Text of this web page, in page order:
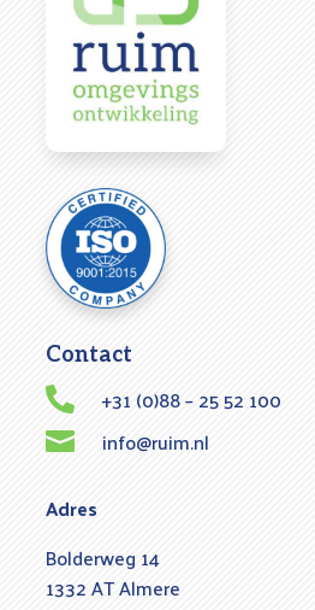
Contact
 +31 (0)88 – 25 52 100

info@ruim.nl
Adres
Bolderweg 14
1332 AT Almere